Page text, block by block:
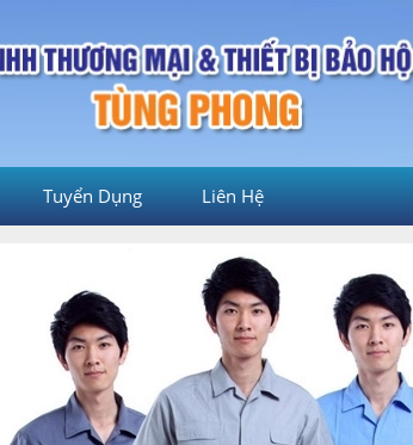
Tuyển Dụng Liên Hệ